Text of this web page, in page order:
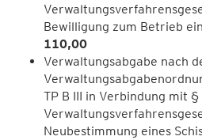
Bewilligung zum Betrieb
110,00
Verwaltungsabgabe nach
TP B III in Verbindung mit
Neubestimmung eines